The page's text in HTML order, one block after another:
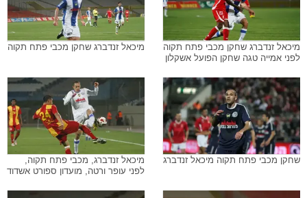
מיכאל זנדברג שחקן מכבי פתח תקוה
לפני אמייה טגה שחקן הפועל אשקלון
מיכאל זנדברג שחקן מכבי פתח תקוה
שחקן מכבי פתח תקוה מיכאל זנדברג
מיכאל זנדברג, מכבי פתח תקוה,
לפני עופר ורטה, מועדון ספורט אשדוד